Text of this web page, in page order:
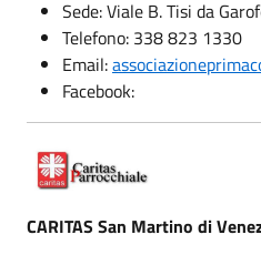
Sede: Viale B. Tisi da
Telefono: 338 823 1330
Email:
Facebook:
CARITAS San Martino di